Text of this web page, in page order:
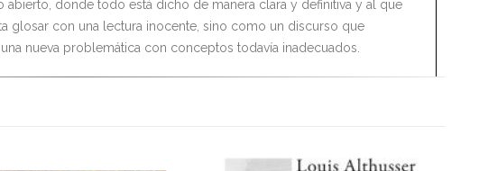
abierto, donde todo está dicho de manera clara y definitiva y al que
glosar con una lectura inocente, sino como un discurso que
nueva problemática con conceptos todavía inadecuados.